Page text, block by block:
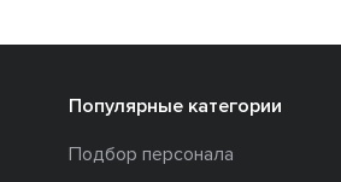
Популярные категории
Подбор персонала